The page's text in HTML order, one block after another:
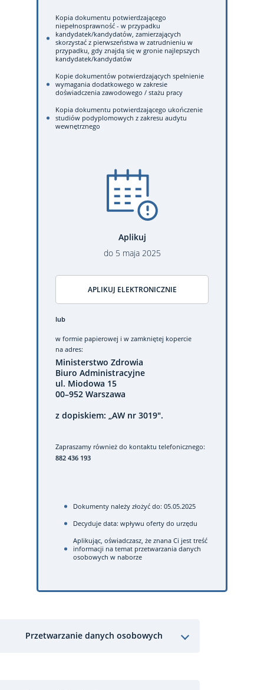
Kopia dokumentu potwierdzającego
niepełnosprawność - w przypadku
kandydatek/kandydatów, zamierzających
skorzystać z pierwszeństwa w zatrudnieniu w
przypadku, gdy znajdą się w gronie najlepszych
kandydatek/kandydatów
Kopie dokumentów potwierdzających spełnienie
wymagania dodatkowego w zakresie
doświadczenia zawodowego / stażu pracy
Kopia dokumentu potwierdzającego ukończenie
studiów podyplomowych z zakresu audytu
wewnętrznego
Aplikuj
do 5 maja 2025
APLIKUJ ELEKTRONICZNIE
lub
w formie papierowej i w zamkniętej kopercie
na adres:
Ministerstwo Zdrowia
Biuro Administracyjne
ul. Miodowa 15
00–952 Warszawa
z dopiskiem: „AW nr 3019".
Zapraszamy również do kontaktu telefonicznego:
882 436 193
Dokumenty należy złożyć do: 05.05.2025
Decyduje data: wpływu oferty do urzędu
Aplikując, oświadczasz, że znana Ci jest treść
informacji na temat przetwarzania danych
osobowych w naborze
Przetwarzanie danych osobowych